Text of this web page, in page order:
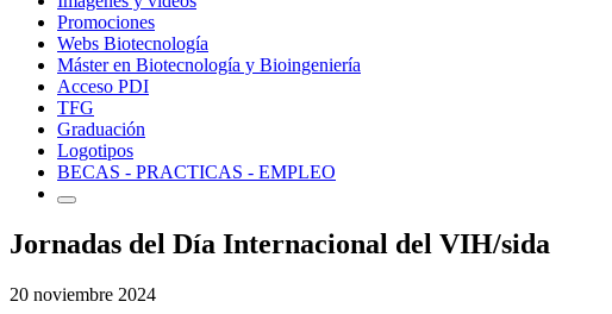
Promociones
Webs Biotecnología
Máster en Biotecnología y Bioingeniería
Acceso PDI
TFG
Graduación
Logotipos
BECAS - PRACTICAS - EMPLEO
Jornadas del Día Internacional del VIH/sida
20 noviembre 2024